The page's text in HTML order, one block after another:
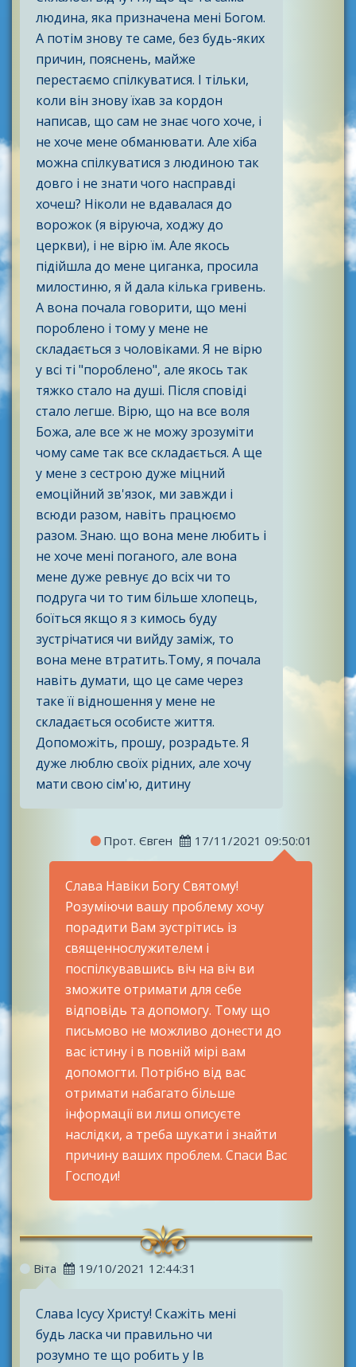
людина, яка призначена мені Богом.
А потім знову те саме, без будь-яких
причин, пояснень, майже
перестаємо спілкуватися. І тільки,
коли він знову їхав за кордон
написав, що сам не знає чого хоче, і
не хоче мене обманювати. Але хіба
можна спілкуватися з людиною так
довго і не знати чого насправді
хочеш? Ніколи не вдавалася до
ворожок (я віруюча, ходжу до
церкви), і не вірю їм. Але якось
підійшла до мене циганка, просила
милостиню, я й дала кілька гривень.
А вона почала говорити, що мені
пороблено і тому у мене не
складається з чоловіками. Я не вірю
у всі ті "пороблено", але якось так
тяжко стало на душі. Після сповіді
стало легше. Вірю, що на все воля
Божа, але все ж не можу зрозуміти
чому саме так все складається. А ще
у мене з сестрою дуже міцний
емоційний зв'язок, ми завжди і
всюди разом, навіть працюємо
разом. Знаю. що вона мене любить і
не хоче мені поганого, але вона
мене дуже ревнує до всіх чи то
подруга чи то тим більше хлопець,
боїться якщо я з кимось буду
зустрічатися чи вийду заміж, то
вона мене втратить.Тому, я почала
навіть думати, що це саме через
таке її відношення у мене не
складається особисте життя.
Допоможіть, прошу, розрадьте. Я
дуже люблю своїх рідних, але хочу
мати свою сім'ю, дитину
Прот. Євген 17/11/2021 09:50:01
Слава Навіки Богу Святому!
Розуміючи вашу проблему хочу
порадити Вам зустрітись із
священнослужителем і
поспілкувавшись віч на віч ви
зможите отримати для себе
відповідь та допомогу. Тому що
письмово не можливо донести до
вас істину і в повній мірі вам
допомогти. Потрібно від вас
отримати набагато більше
інформації ви лиш описуєте
наслідки, а треба шукати і знайти
причину ваших проблем. Спаси Вас
Господи!
Віта 19/10/2021 12:44:31
Слава Ісусу Христу! Скажіть мені
будь ласка чи правильно чи
розумно те що робить у Ів